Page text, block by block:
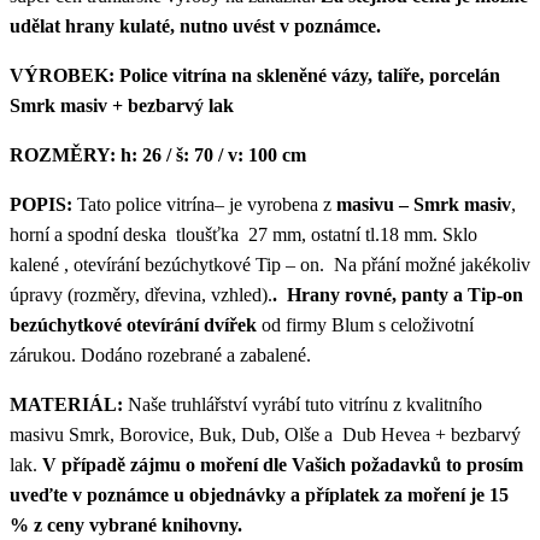
udělat hrany kulaté, nutno uvést v poznámce.
VÝROBEK: Police vitrína na skleněné vázy, talíře, porcelán
Smrk masiv + bezbarvý lak
ROZMĚRY: h: 26 / š: 70 / v: 100 cm
POPIS: Tato police vitrína– je vyrobena z masivu – Smrk masiv,
horní a spodní deska tloušťka 27 mm, ostatní tl.18 mm. Sklo
kalené , otevírání bezúchytkové Tip – on. Na přání možné jakékoliv
úpravy (rozměry, dřevina, vzhled).. Hrany rovné, panty a Tip-on
bezúchytkové otevírání dvířek od firmy Blum s celoživotní
zárukou. Dodáno rozebrané a zabalené.
MATERIÁL: Naše truhlářství vyrábí tuto vitrínu z kvalitního
masivu Smrk, Borovice, Buk, Dub, Olše a Dub Hevea + bezbarvý
lak. V případě zájmu o moření dle Vašich požadavků to prosím
uveďte v poznámce u objednávky a příplatek za moření je 15
% z ceny vybrané knihovny.